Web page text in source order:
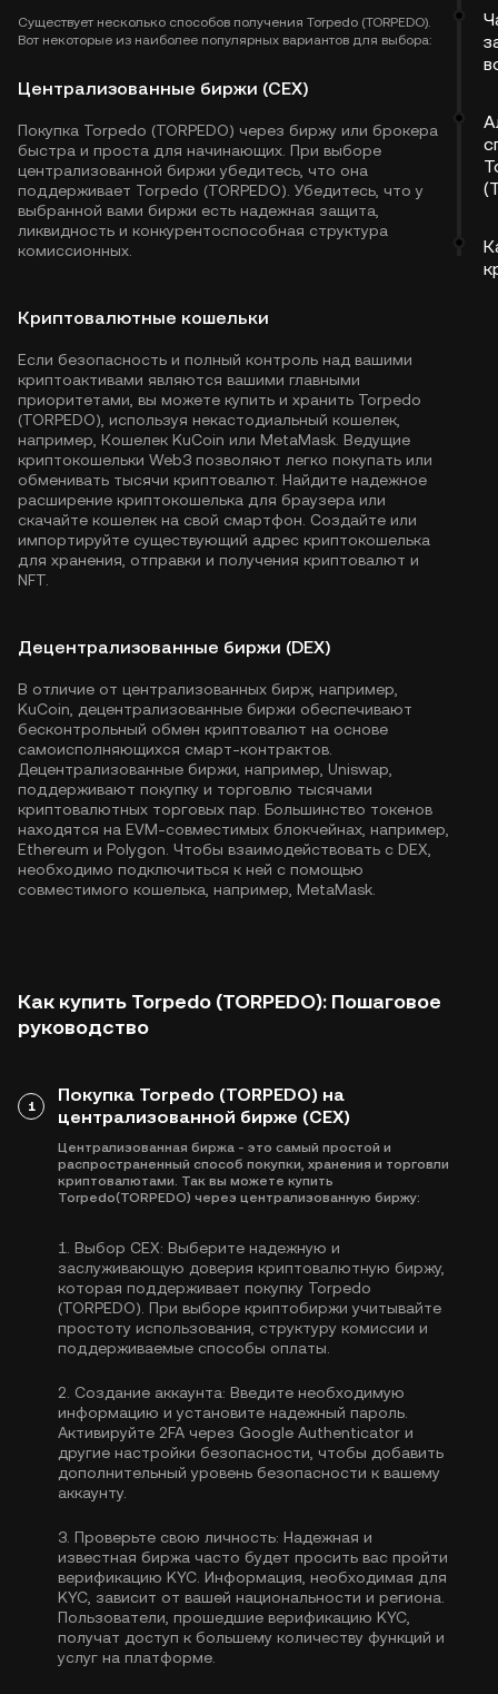
Существует несколько способов получения Torpedo (TORPEDO).
Вот некоторые из наиболее популярных вариантов для выбора:
Централизованные биржи (CEX)
Покупка Torpedo (TORPEDO) через биржу или брокера
быстра и проста для начинающих. При выборе
централизованной биржи убедитесь, что она
поддерживает Torpedo (TORPEDO). Убедитесь, что у
выбранной вами биржи есть надежная защита,
ликвидность и конкурентоспособная структура
комиссионных.
Криптовалютные кошельки
Если безопасность и полный контроль над вашими
криптоактивами являются вашими главными
приоритетами, вы можете купить и хранить Torpedo
(TORPEDO), используя некастодиальный кошелек,
например, Кошелек KuCoin или MetaMask. Ведущие
криптокошельки Web3 позволяют легко покупать или
обменивать тысячи криптовалют. Найдите надежное
расширение криптокошелька для браузера или
скачайте кошелек на свой смартфон. Создайте или
импортируйте существующий адрес криптокошелька
для хранения, отправки и получения криптовалют и
NFT.
Децентрализованные биржи (DEX)
В отличие от централизованных бирж, например,
KuCoin, децентрализованные биржи обеспечивают
бесконтрольный обмен криптовалют на основе
самоисполняющихся смарт-контрактов.
Децентрализованные биржи, например, Uniswap,
поддерживают покупку и торговлю тысячами
криптовалютных торговых пар. Большинство токенов
находятся на EVM-совместимых блокчейнах, например,
Ethereum и Polygon . Чтобы взаимодействовать с DEX,
необходимо подключиться к ней с помощью
совместимого кошелька, например, MetaMask.
Как купить Torpedo (TORPEDO): Пошаговое
руководство
1
Покупка Torpedo (TORPEDO) на
централизованной бирже (CEX)
Централизованная биржа - это самый простой и
распространенный способ покупки, хранения и торговли
криптовалютами. Так вы можете купить
Torpedo(TORPEDO) через централизованную биржу:
1. Выбор CEX: Выберите надежную и
заслуживающую доверия криптовалютную биржу,
которая поддерживает покупку Torpedo
(TORPEDO). При выборе криптобиржи учитывайте
простоту использования, структуру комиссии и
поддерживаемые способы оплаты.
2. Создание аккаунта: Введите необходимую
информацию и установите надежный пароль.
Активируйте 2FA через Google Authenticator и
другие настройки безопасности, чтобы добавить
дополнительный уровень безопасности к вашему
аккаунту.
3. Проверьте свою личность: Надежная и
известная биржа часто будет просить вас пройти
верификацию KYC . Информация, необходимая для
KYC, зависит от вашей национальности и региона.
Пользователи, прошедшие верификацию KYC,
получат доступ к большему количеству функций и
услуг на платформе.